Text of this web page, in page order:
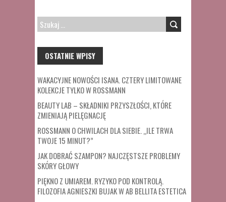
SZUKAJ:
OSTATNIE WPISY
WAKACYJNE NOWOŚCI ISANA. CZTERY LIMITOWANE
KOLEKCJE TYLKO W ROSSMANN
BEAUTY LAB – SKŁADNIKI PRZYSZŁOŚCI, KTÓRE
ZMIENIAJĄ PIELĘGNACJĘ
ROSSMANN O CHWILACH DLA SIEBIE. „ILE TRWA
TWOJE 15 MINUT?”
JAK DOBRAĆ SZAMPON? NAJCZĘSTSZE PROBLEMY
SKÓRY GŁOWY
PIĘKNO Z UMIAREM. RYZYKO POD KONTROLĄ.
FILOZOFIA AGNIESZKI BUJAK W AB BELLITA ESTETICA